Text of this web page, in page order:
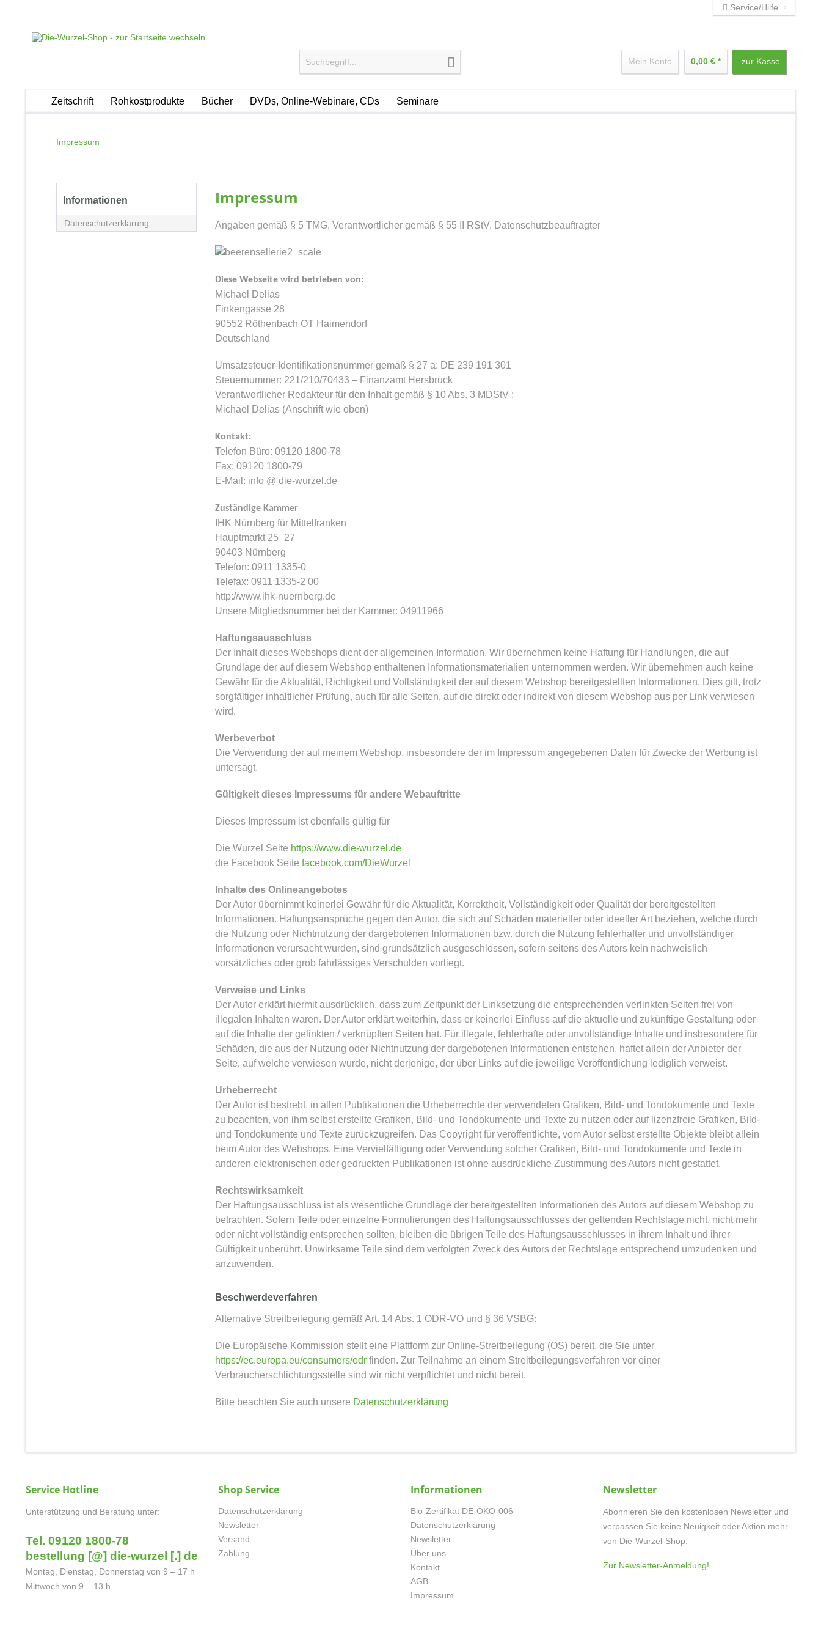
Service/Hilfe
Mein Konto 0,00 € * zur Kasse
Zeitschrift Rohkostprodukte Bücher DVDs, Online-Webinare, CDs Seminare
Impressum
Informationen
Datenschutzerklärung
Impressum
Angaben gemäß § 5 TMG, Verantwortlicher gemäß § 55 II RStV, Datenschutzbeauftragter
Diese Webseite wird betrieben von:
Michael Delias
Finkengasse 28
90552 Röthenbach OT Haimendorf
Deutschland
Umsatzsteuer-Identifikationsnummer gemäß § 27 a: DE 239 191 301
Steuernummer: 221/210/70433 – Finanzamt Hersbruck
Verantwortlicher Redakteur für den Inhalt gemäß § 10 Abs. 3 MDStV :
Michael Delias (Anschrift wie oben)
Kontakt:
Telefon Büro: 09120 1800-78
Fax: 09120 1800-79
E-Mail: info @ die-wurzel.de
Zuständige Kammer
IHK Nürnberg für Mittelfranken
Hauptmarkt 25–27
90403 Nürnberg
Telefon: 0911 1335-0
Telefax: 0911 1335-2 00
http://www.ihk-nuernberg.de
Unsere Mitgliedsnummer bei der Kammer: 04911966
Haftungsausschluss
Der Inhalt dieses Webshops dient der allgemeinen Information. Wir übernehmen keine Haftung für Handlungen, die auf
Grundlage der auf diesem Webshop enthaltenen Informationsmaterialien unternommen werden. Wir übernehmen auch keine
Gewähr für die Aktualität, Richtigkeit und Vollständigkeit der auf diesem Webshop bereitgestellten Informationen. Dies gilt, trotz
sorgfältiger inhaltlicher Prüfung, auch für alle Seiten, auf die direkt oder indirekt von diesem Webshop aus per Link verwiesen
wird.
Werbeverbot
Die Verwendung der auf meinem Webshop, insbesondere der im Impressum angegebenen Daten für Zwecke der Werbung ist
untersagt.
Gültigkeit dieses Impressums für andere Webauftritte
Dieses Impressum ist ebenfalls gültig für
Die Wurzel Seite https://www.die-wurzel.de
die Facebook Seite facebook.com/DieWurzel
Inhalte des Onlineangebotes
Der Autor übernimmt keinerlei Gewähr für die Aktualität, Korrektheit, Vollständigkeit oder Qualität der bereitgestellten
Informationen. Haftungsansprüche gegen den Autor, die sich auf Schäden materieller oder ideeller Art beziehen, welche durch
die Nutzung oder Nichtnutzung der dargebotenen Informationen bzw. durch die Nutzung fehlerhafter und unvollständiger
Informationen verursacht wurden, sind grundsätzlich ausgeschlossen, sofern seitens des Autors kein nachweislich
vorsätzliches oder grob fahrlässiges Verschulden vorliegt.
Verweise und Links
Der Autor erklärt hiermit ausdrücklich, dass zum Zeitpunkt der Linksetzung die entsprechenden verlinkten Seiten frei von
illegalen Inhalten waren. Der Autor erklärt weiterhin, dass er keinerlei Einfluss auf die aktuelle und zukünftige Gestaltung oder
auf die Inhalte der gelinkten / verknüpften Seiten hat. Für illegale, fehlerhafte oder unvollständige Inhalte und insbesondere für
Schäden, die aus der Nutzung oder Nichtnutzung der dargebotenen Informationen entstehen, haftet allein der Anbieter der
Seite, auf welche verwiesen wurde, nicht derjenige, der über Links auf die jeweilige Veröffentlichung lediglich verweist.
Urheberrecht
Der Autor ist bestrebt, in allen Publikationen die Urheberrechte der verwendeten Grafiken, Bild- und Tondokumente und Texte
zu beachten, von ihm selbst erstellte Grafiken, Bild- und Tondokumente und Texte zu nutzen oder auf lizenzfreie Grafiken, Bild-
und Tondokumente und Texte zurückzugreifen. Das Copyright für veröffentlichte, vom Autor selbst erstellte Objekte bleibt allein
beim Autor des Webshops. Eine Vervielfältigung oder Verwendung solcher Grafiken, Bild- und Tondokumente und Texte in
anderen elektronischen oder gedruckten Publikationen ist ohne ausdrückliche Zustimmung des Autors nicht gestattet.
Rechtswirksamkeit
Der Haftungsausschluss ist als wesentliche Grundlage der bereitgestellten Informationen des Autors auf diesem Webshop zu
betrachten. Sofern Teile oder einzelne Formulierungen des Haftungsausschlusses der geltenden Rechtslage nicht, nicht mehr
oder nicht vollständig entsprechen sollten, bleiben die übrigen Teile des Haftungsausschlusses in ihrem Inhalt und ihrer
Gültigkeit unberührt. Unwirksame Teile sind dem verfolgten Zweck des Autors der Rechtslage entsprechend umzudenken und
anzuwenden.
Beschwerdeverfahren
Alternative Streitbeilegung gemäß Art. 14 Abs. 1 ODR-VO und § 36 VSBG:
Die Europäische Kommission stellt eine Plattform zur Online-Streitbeilegung (OS) bereit, die Sie unter
https://ec.europa.eu/consumers/odr finden. Zur Teilnahme an einem Streitbeilegungsverfahren vor einer
Verbraucherschlichtungsstelle sind wir nicht verpflichtet und nicht bereit.
Bitte beachten Sie auch unsere Datenschutzerklärung
Service Hotline
Unterstützung und Beratung unter:
Tel. 09120 1800-78
bestellung [@] die-wurzel [.] de
Montag, Dienstag, Donnerstag von 9 – 17 h
Mittwoch von 9 – 13 h
Shop Service
Datenschutzerklärung
Newsletter
Versand
Zahlung
Informationen
Bio-Zertifikat DE-ÖKO-006
Datenschutzerklärung
Newsletter
Über uns
Kontakt
AGB
Impressum
Newsletter
Abonnieren Sie den kostenlosen Newsletter und
verpassen Sie keine Neuigkeit oder Aktion mehr
von Die-Wurzel-Shop.
Zur Newsletter-Anmeldung!